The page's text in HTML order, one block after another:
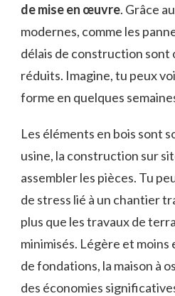
de mise en œuvre. Grâce
modernes, comme les
délais de construction sont
réduits. Imagine, tu peux
forme en quelques
Les éléments en bois sont
usine, la construction sur
assembler les pièces. Tu
de stress lié à un chantier
plus que les travaux de
minimisés. Légère et
de fondations, la maison à
des économies